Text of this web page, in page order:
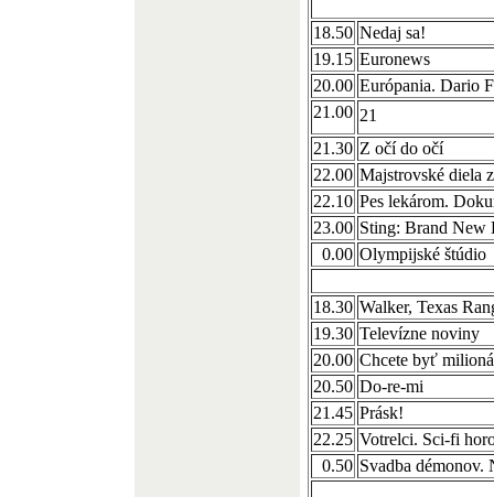
18.50 Nedaj sa!
19.15 Euronews
20.00 Európania. Dario
21.00 21
21.30 Z očí do očí
22.00 Majstrovské diela
22.10 Pes lekárom.
23.00 Sting: Brand New
0.00 Olympijské štúdio
18.30 Walker, Texas
19.30 Televízne noviny
20.00 Chcete byť
20.50 Do-re-mi
21.45 Prásk!
22.25 Votrelci. Sci-fi
0.50 Svadba démonov.